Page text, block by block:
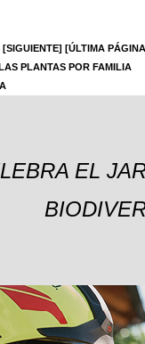
[SIGUIENTE] [ÚLTIMA
PLANTAS POR FAMILIA
EL